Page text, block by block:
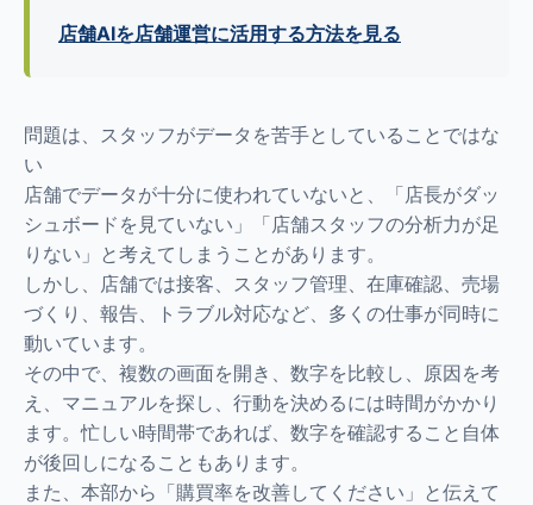
店舗AIを店舗運営に活用する方法を見る
問題は、スタッフがデータを苦手としていることではな
い
店舗でデータが十分に使われていないと、「店長がダッ
シュボードを見ていない」「店舗スタッフの分析力が足
りない」と考えてしまうことがあります。
しかし、店舗では接客、スタッフ管理、在庫確認、売場
づくり、報告、トラブル対応など、多くの仕事が同時に
動いています。
その中で、複数の画面を開き、数字を比較し、原因を考
え、マニュアルを探し、行動を決めるには時間がかかり
ます。忙しい時間帯であれば、数字を確認すること自体
が後回しになることもあります。
また、本部から「購買率を改善してください」と伝えて